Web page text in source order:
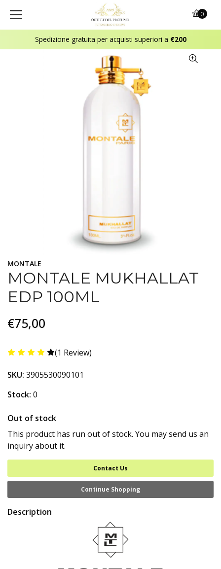
Spedizione gratuita per acquisti superiori a €200
0
MONTALE
MONTALE MUKHALLAT
EDP 100ML
€75,00
(1 Review)
SKU: 3905530090101
Stock: 0
Out of stock
This product has run out of stock. You may send us an
inquiry about it.
Contact Us
Continue Shopping
Description